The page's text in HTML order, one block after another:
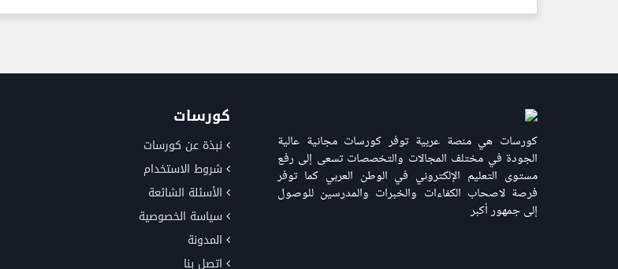
كورسات هي منصة عربية توفر كورسات مجانية عالية
الجودة في مختلف المجالات والتخصصات تسعى إلى رفع
مستوى التعليم الإلكتروني في الوطن العربي كما توفر
فرصة لاصحاب الكفاءات والخبرات والمدرسين للوصول
إلى جمهور أكبر
كورسات
نبذة عن كورسات
شروط الاستخدام
الأسئلة الشائعة
سياسة الخصوصية
المدونة
اتصل بنا